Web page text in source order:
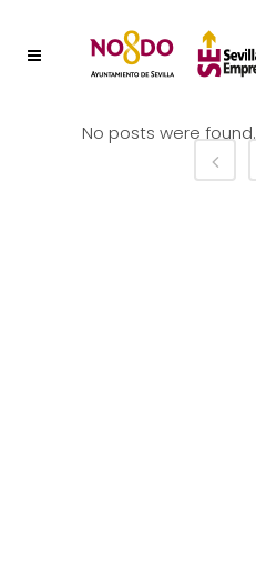
No posts were found.